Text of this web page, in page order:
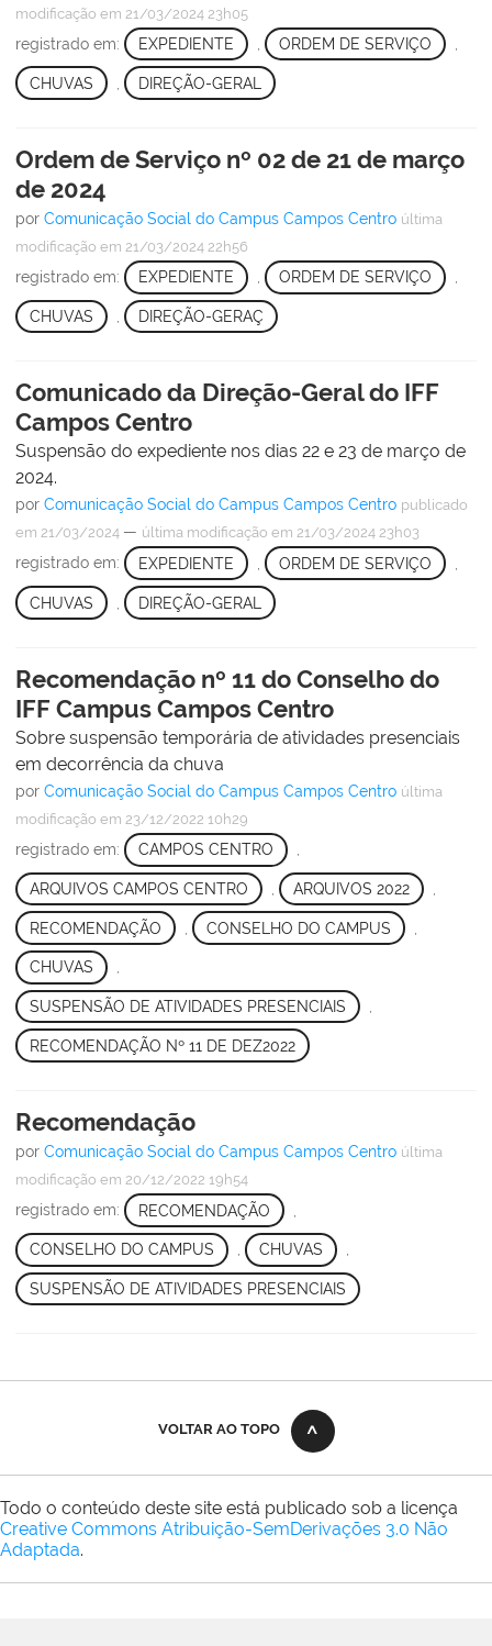
modificação em 21/03/2024 23h05
registrado em: EXPEDIENTE ORDEM DE SERVIÇO
CHUVAS DIREÇÃO-GERAL
Ordem de Serviço nº 02 de 21 de março
de 2024
por Comunicação Social do Campus Campos Centro última
modificação em 21/03/2024 22h56
registrado em: EXPEDIENTE , ORDEM DE SERVIÇO ,
CHUVAS DIREÇÃO-GERAÇ
Comunicado da Direção-Geral do IFF
Campos Centro
Suspensão do expediente nos dias 22 e 23 de março de
2024.
por Comunicação Social do Campus Campos Centro publicado
em 21/03/2024 — última modificação em 21/03/2024 23h03
registrado em: EXPEDIENTE ORDEM DE SERVIÇO
CHUVAS DIREÇÃO-GERAL
Recomendação nº 11 do Conselho do
IFF Campus Campos Centro
Sobre suspensão temporária de atividades presenciais
em decorrência da chuva
por Comunicação Social do Campus Campos Centro última
modificação em 23/12/2022 10h29
registrado em: CAMPOS CENTRO ,
ARQUIVOS CAMPOS CENTRO ARQUIVOS 2022
RECOMENDAÇÃO CONSELHO DO CAMPUS
CHUVAS ,
SUSPENSÃO DE ATIVIDADES PRESENCIAIS
RECOMENDAÇÃO Nº 11 DE DEZ2022
Recomendação
por Comunicação Social do Campus Campos Centro última
modificação em 20/12/2022 19h54
registrado em: RECOMENDAÇÃO
CONSELHO DO CAMPUS , CHUVAS ,
SUSPENSÃO DE ATIVIDADES PRESENCIAIS
VOLTAR AO TOPO
Todo o conteúdo deste site está publicado sob a licença
Creative Commons Atribuição-SemDerivações 3.0 Não
Adaptada.